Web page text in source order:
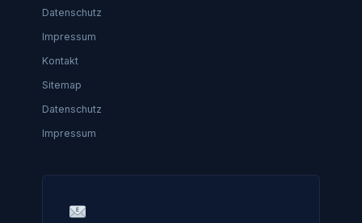
Datenschutz
Impressum
Kontakt
Sitemap
Datenschutz
Impressum